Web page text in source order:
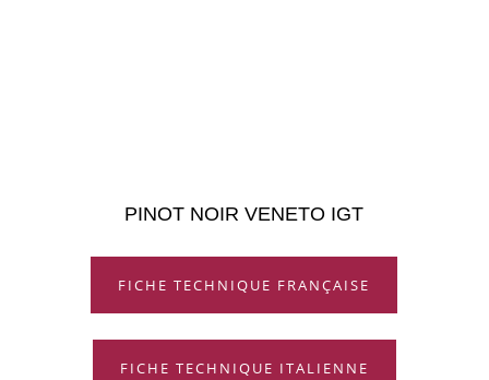
PINOT NOIR VENETO IGT
FICHE TECHNIQUE FRANÇAISE
FICHE TECHNIQUE ITALIENNE